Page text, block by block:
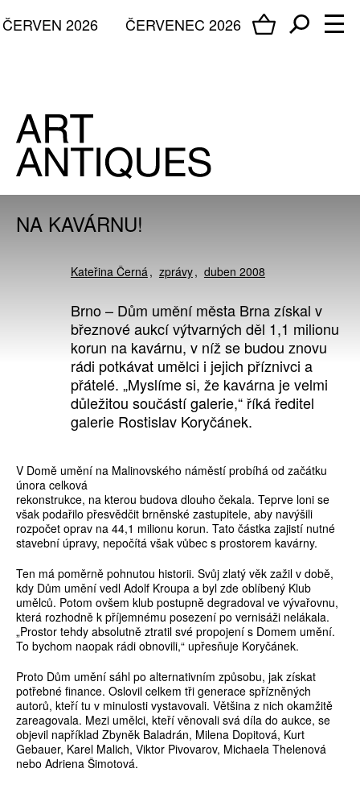
ČERVENEC 2026
ČERVEN 2026
NA KAVÁRNU!
Kateřina Černá zprávy duben 2008
Brno – Dům umění města Brna získal v
březnové aukcí výtvarných děl 1,1 milionu
korun na kavárnu, v níž se budou znovu
rádi potkávat umělci i jejich příznivci a
přátelé. „Myslíme si, že kavárna je velmi
důležitou součástí galerie,“ říká ředitel
galerie Rostislav Koryčánek.
V Domě umění na Malinovského náměstí probíhá od začátku
února celková
rekonstrukce, na kterou budova dlouho čekala. Teprve loni se
však podařilo přesvědčit brněnské zastupitele, aby navýšili
rozpočet oprav na 44,1 milionu korun. Tato částka zajistí nutné
stavební úpravy, nepočítá však vůbec s prostorem kavárny.
Ten má poměrně pohnutou historii. Svůj zlatý věk zažil v době,
kdy Dům umění vedl Adolf Kroupa a byl zde oblíbený Klub
umělců. Potom ovšem klub postupně degradoval ve vývařovnu,
která rozhodně k příjemnému posezení po vernisáži nelákala.
„Prostor tehdy absolutně ztratil své propojení s Domem umění.
To bychom naopak rádi obnovili,“ upřesňuje Koryčánek.
Proto Dům umění sáhl po alternativním způsobu, jak získat
potřebné finance. Oslovil celkem tři generace spřízněných
autorů, kteří tu v minulosti vystavovali. Většina z nich okamžitě
zareagovala. Mezi umělci, kteří věnovali svá díla do aukce, se
objevil například Zbyněk Baladrán, Milena Dopitová, Kurt
Gebauer, Karel Malich, Viktor Pivovarov, Michaela Thelenová
nebo Adriena Šimotová.